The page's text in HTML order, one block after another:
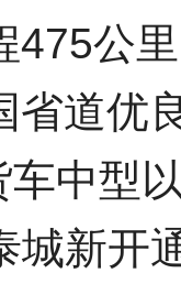
475公
省道优
中型
城新开